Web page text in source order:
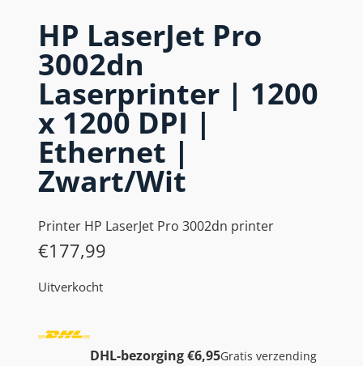
HP LaserJet Pro
3002dn
Laserprinter | 1200
x 1200 DPI |
Ethernet |
Zwart/Wit
Printer HP LaserJet Pro 3002dn printer
€177,99
Uitverkocht
DHL-bezorging €6,95Gratis verzending